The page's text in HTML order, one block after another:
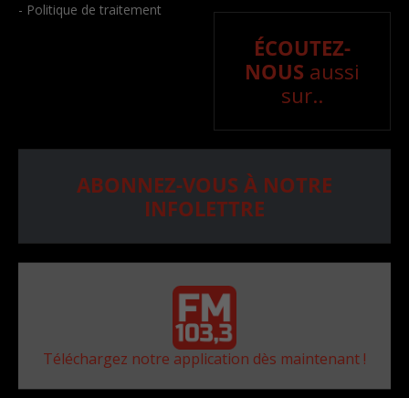
- Politique de traitement
ÉCOUTEZ-
NOUS aussi
sur..
ABONNEZ-VOUS À NOTRE
INFOLETTRE
Téléchargez notre application dès maintenant !